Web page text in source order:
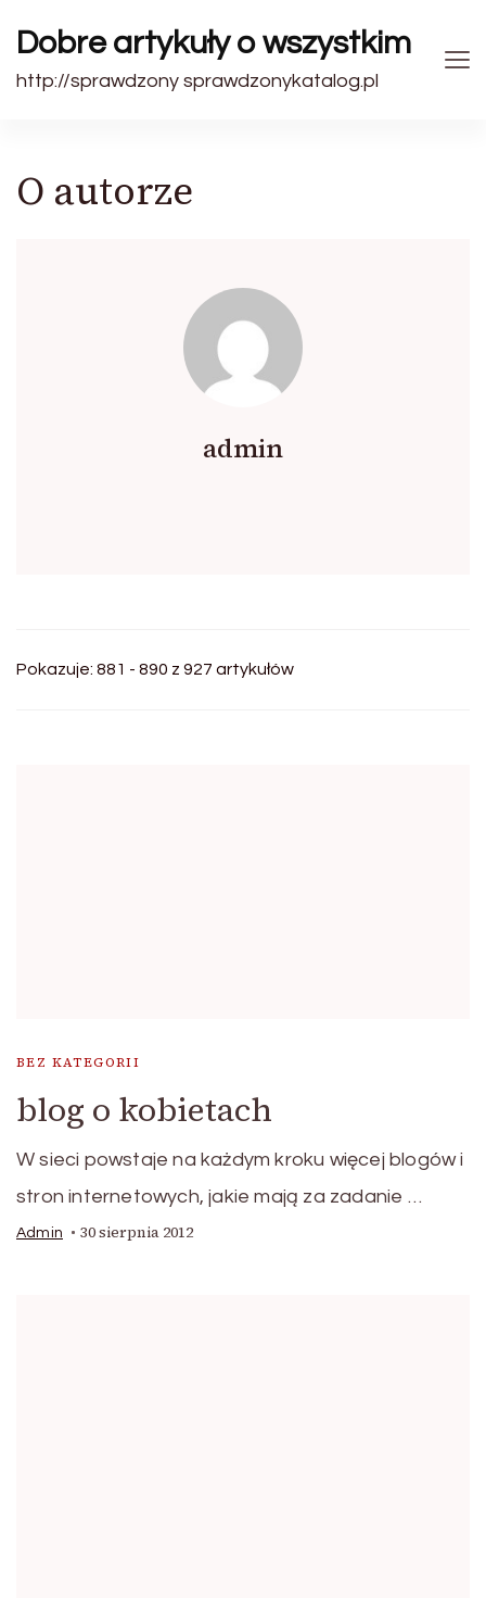
Dobre artykuły o wszystkim
http://sprawdzony sprawdzonykatalog.pl
O autorze
admin
Pokazuje: 881 - 890 z 927 artykułów
BEZ KATEGORII
blog o kobietach
W sieci powstaje na każdym kroku więcej blogów i
stron internetowych, jakie mają za zadanie …
Admin 30 sierpnia 2012